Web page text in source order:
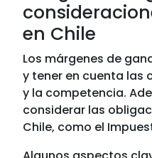
en Chile
Los márgenes de
y tener en cuenta las
y la competencia.
considerar las
Chile, como el